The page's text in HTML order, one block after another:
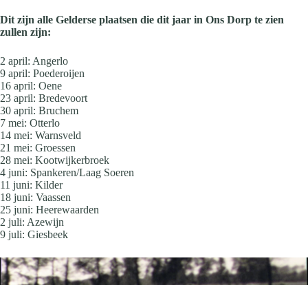
Dit zijn alle Gelderse plaatsen die dit jaar in Ons Dorp te zien
zullen zijn:
2 april: Angerlo
9 april: Poederoijen
16 april: Oene
23 april: Bredevoort
30 april: Bruchem
7 mei: Otterlo
14 mei: Warnsveld
21 mei: Groessen
28 mei: Kootwijkerbroek
4 juni: Spankeren/Laag Soeren
11 juni: Kilder
18 juni: Vaassen
25 juni: Heerewaarden
2 juli: Azewijn
9 juli: Giesbeek